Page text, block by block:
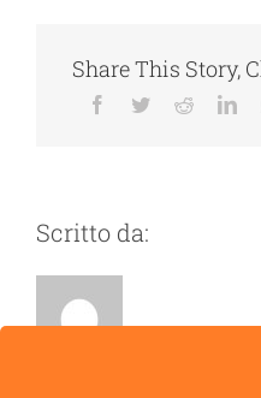
Share This Story,
Facebook
TwitterReddit
Scritto da: